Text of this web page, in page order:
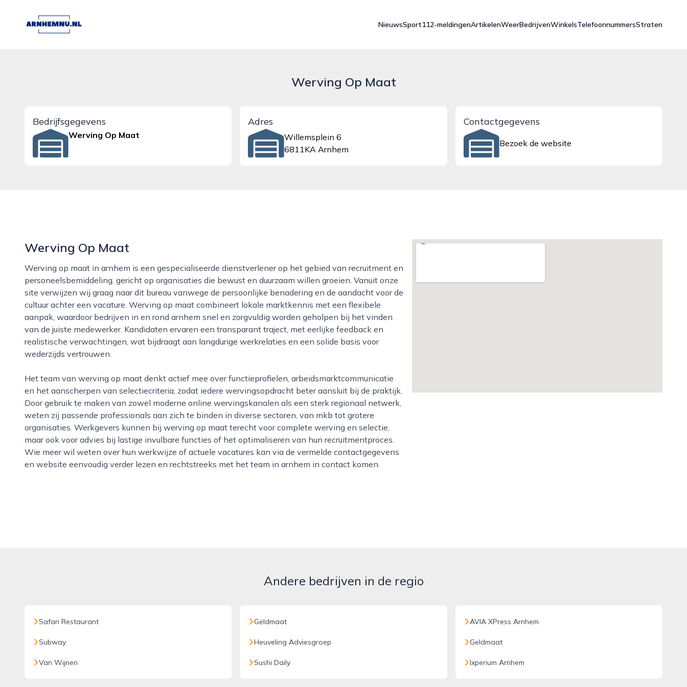
arnhemnu.nl
NieuwsSport112-meldingenArtikelenWeerBedrijvenWinkelsTelefoonnummersStraten
Werving Op Maat
Bedrijfsgegevens
Werving Op Maat
Adres
Willemsplein 6
6811KA Arnhem
Contactgegevens
Bezoek de website
Werving Op Maat
Werving op maat in arnhem is een gespecialiseerde dienstverlener op het gebied van recruitment en
personeelsbemiddeling, gericht op organisaties die bewust en duurzaam willen groeien. Vanuit onze
site verwijzen wij graag naar dit bureau vanwege de persoonlijke benadering en de aandacht voor de
cultuur achter een vacature. Werving op maat combineert lokale marktkennis met een flexibele
aanpak, waardoor bedrijven in en rond arnhem snel en zorgvuldig worden geholpen bij het vinden
van de juiste medewerker. Kandidaten ervaren een transparant traject, met eerlijke feedback en
realistische verwachtingen, wat bijdraagt aan langdurige werkrelaties en een solide basis voor
wederzijds vertrouwen.
Het team van werving op maat denkt actief mee over functieprofielen, arbeidsmarktcommunicatie
en het aanscherpen van selectiecriteria, zodat iedere wervingsopdracht beter aansluit bij de praktijk.
Door gebruik te maken van zowel moderne online wervingskanalen als een sterk regionaal netwerk,
weten zij passende professionals aan zich te binden in diverse sectoren, van mkb tot grotere
organisaties. Werkgevers kunnen bij werving op maat terecht voor complete werving en selectie,
maar ook voor advies bij lastige invulbare functies of het optimaliseren van hun recruitmentproces.
Wie meer wil weten over hun werkwijze of actuele vacatures kan via de vermelde contactgegevens
en website eenvoudig verder lezen en rechtstreeks met het team in arnhem in contact komen.
Andere bedrijven in de regio
Safari Restaurant
Subway
Van Wijnen
Geldmaat
Heuveling Adviesgroep
Sushi Daily
AVIA XPress Arnhem
Geldmaat
Ixperium Arnhem